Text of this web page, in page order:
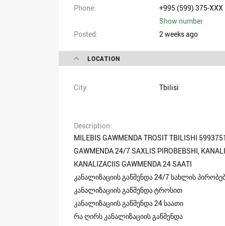
Phone
+995 (599) 375-XXX
Show number
Posted
2 weeks ago
LOCATION
City Tbilisi
Description
MILEBIS GAWMENDA TROSIT TBILISHI
GAWMENDA 24/7 SAXLIS PIROBEBSHI,
KANALIZACIIS GAWMENDA 24 SAATI
კანალიზაციის გაწმენდა 24/7 სახლის
კანალიზაციის გაწმენდა ტროსით
კანალიზაციის გაწმენდა 24 საათი
რა ღირს კანალიზაციის გაწმენდა